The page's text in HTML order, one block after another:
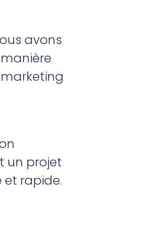
avons
un projet
et rapide.